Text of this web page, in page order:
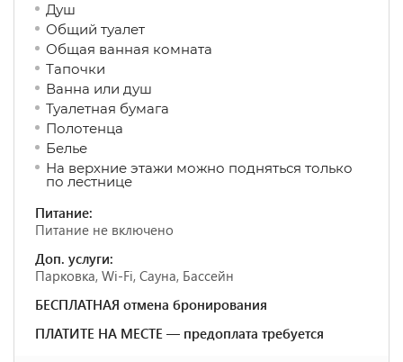
Душ
Общий туалет
Общая ванная комната
Тапочки
Ванна или душ
Туалетная бумага
Полотенца
Белье
На верхние этажи можно подняться только
по лестнице
Питание:
Питание не включено
Доп. услуги:
Парковка, Wi-Fi, Сауна, Бассейн
БЕСПЛАТНАЯ отмена бронирования
ПЛАТИТЕ НА МЕСТЕ — предоплата требуется